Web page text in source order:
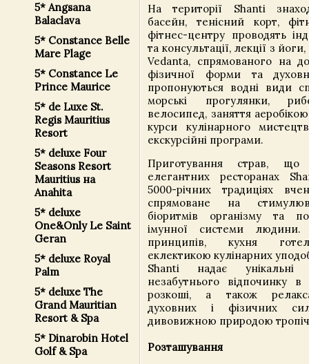
5* Angsana
Balaclava
5* Constance Belle
Mare Plage
5* Constance Le
Prince Maurice
5* de Luxe St.
Regis Mauritius
Resort
5* deluxe Four
Seasons Resort
Mauritius на
Anahita
5* deluxe
One&Only Le Saint
Geran
5* deluxe Royal
Palm
5* deluxe The
Grand Mauritian
Resort & Spa
5* Dinarobin Hotel
Golf & Spa
На території Shanti
басейн, тенісний корт,
фітнес-центру проводять
та консультації, лекції з
Vedanta, спрямованого на
фізичної форми та
пропонуються водні види
морські прогулянки,
велосипед, заняття
курси кулінарного
екскурсійні програми.
Приготування страв, що
елегантних ресторанах
5000-річних традиціях
спрямоване на
біоритмів організму та
імунної системи
принципів, кухня
еклектикою кулінарних
Shanti надає унікальні
незабутнього відпочинку
розкоші, а також
духовних і фізичних
дивовижною природою
Розташування